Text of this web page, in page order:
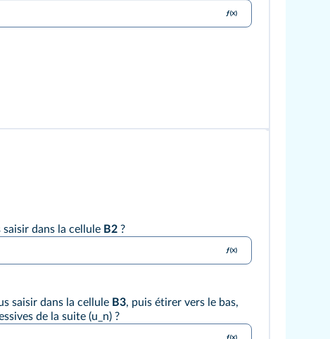
dans la cellule B2 ?
saisir dans la cellule B3, puis étirer vers le bas,
de la suite (u_n) ?